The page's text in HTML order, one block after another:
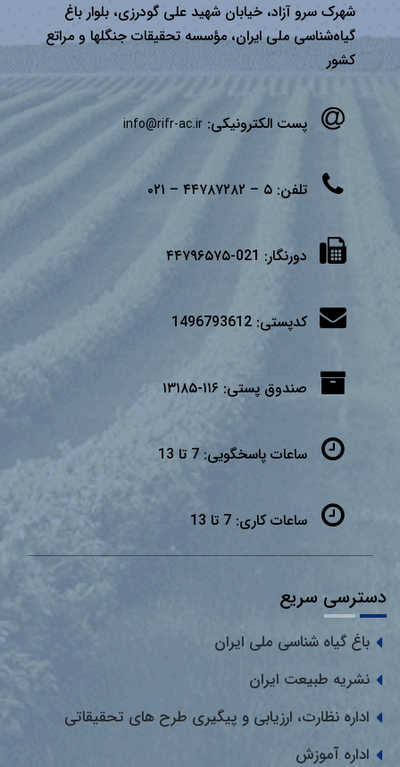
شهرک سرو آزاد، خیابان شهید علی گودرزی، بلوار باغ
گیاه‌شناسی ملی ایران، مؤسسه تحقیقات جنگلها و مراتع
كشور
پست الکترونیکی: info@rifr-ac.ir
تلفن: ۵ – ۴۴۷۸۷۲۸۲ – ۰۲۱
دورنگار: 021-۴۴۷۹۶۵۷۵
کدپستی: 1496793612
صندوق پستی: ۱۱۶-۱۳۱۸۵
ساعات پاسخگویی: 7 تا 13
ساعات کاری: 7 تا 13
دسترسی سریع
باغ گیاه شناسی ملی ایران
نشریه طبیعت ایران
اداره نظارت، ارزیابی و پیگیری طرح های تحقیقاتی
اداره آموزش